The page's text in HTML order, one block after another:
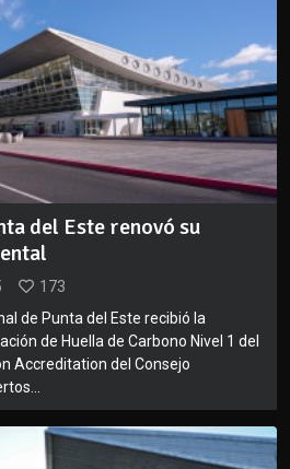
del Este renovó su
173
de Punta del Este recibió la
de Huella de Carbono Nivel 1 del
Accreditation del Consejo